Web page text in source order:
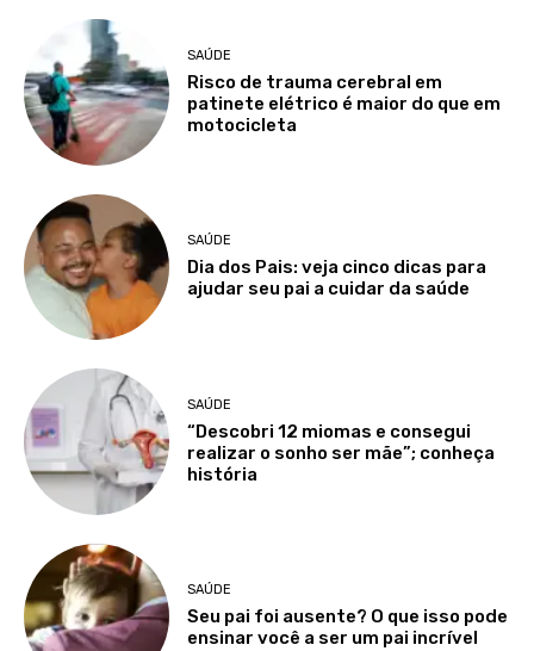
SAÚDE
Risco de trauma cerebral em
patinete elétrico é maior do que em
motocicleta
SAÚDE
Dia dos Pais: veja cinco dicas para
ajudar seu pai a cuidar da saúde
SAÚDE
“Descobri 12 miomas e consegui
realizar o sonho ser mãe”; conheça
história
SAÚDE
Seu pai foi ausente? O que isso pode
ensinar você a ser um pai incrível